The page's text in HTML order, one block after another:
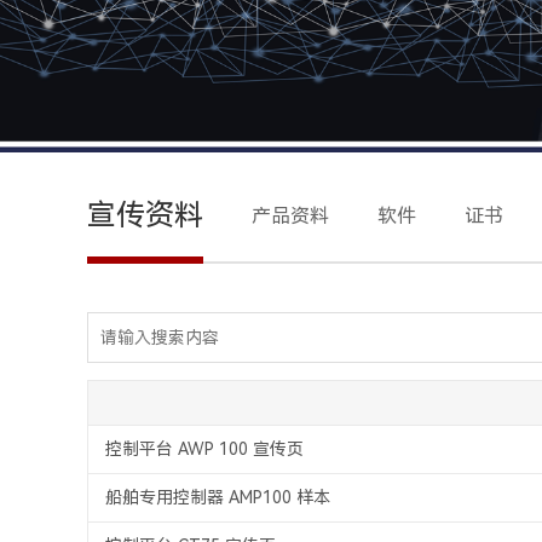
宣传资料 产品资料 软件 证书
控制平台 AWP 100 宣传页
船舶专用控制器 AMP100 样本